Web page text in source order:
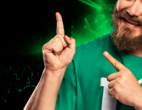
Green
Unimed